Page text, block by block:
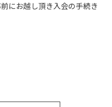
にお越し頂き入会の手続き